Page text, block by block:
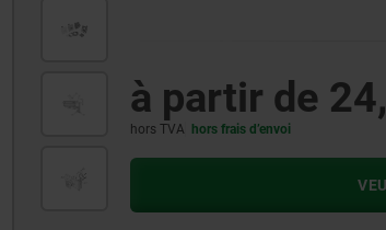
à partir de
hors TVA hors frais d’envoi